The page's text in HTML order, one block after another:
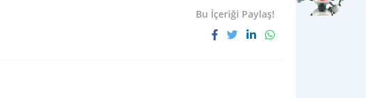
Bu İçeriği Paylaş!